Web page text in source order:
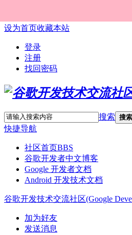
设为首页收藏本站
登录
注册
找回密码
搜索 搜索
快捷导航
社区首页BBS
谷歌开发者中文博客
Google 开发者文档
Android 开发技术文档
谷歌开发技术交流社区(Google
加为好友
发送消息